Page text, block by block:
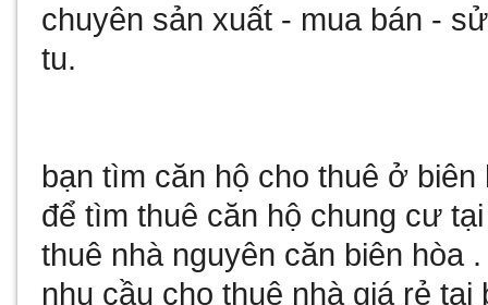
chuyên sản xuất - mua bán -
tu.
bạn tìm căn hộ cho thuê ở biên
để tìmthuê căn hộ chung cư
thuê nhà nguyên căn biên hòa
nhu cầu cho thuê nhà giá rẻ tại